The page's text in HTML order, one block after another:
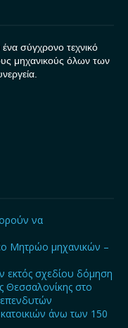
ένα σύγχρονο τεχνικό
μηχανικούς όλων των
να
Μητρώο μηχανικών –
εκτός σχεδίου δόμηση
Θεσσαλονίκης στο
άνω των 150